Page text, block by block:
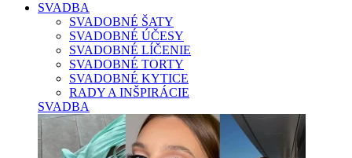
SVADBA
SVADOBNÉ ŠATY
SVADOBNÉ ÚČESY
SVADOBNÉ LÍČENIE
SVADOBNÉ TORTY
SVADOBNÉ KYTICE
RADY A INŠPIRÁCIE
SVADBA